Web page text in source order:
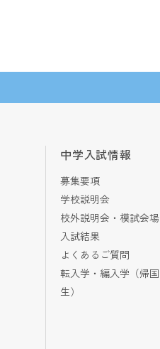
中学入試情報
募集要項
学校説明会
校外説明会・模試会場
入試結果
よくあるご質問
転入学・編入学（帰国
生）